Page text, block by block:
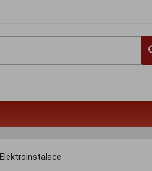
Elektroinstalace